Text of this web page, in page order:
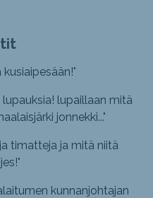
"
lupaillaan mitä
jonnekki..."
timatteja ja mitä niitä
"
kunnanjohtajan